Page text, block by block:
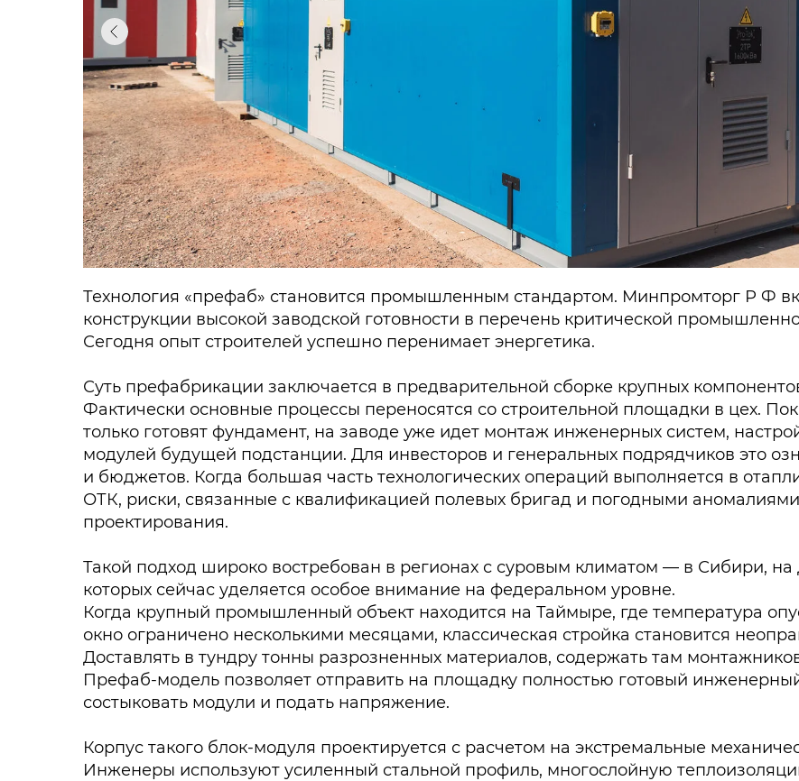
Технология «префаб» становится промышленным стандартом. Минпромторг Р Ф
конструкции высокой заводской готовности в перечень критической
Сегодня опыт строителей успешно перенимает энергетика.
Суть префабрикации заключается в предварительной сборке крупных
Фактически основные процессы переносятся со строительной площадки в цех.
только готовят фундамент, на заводе уже идет монтаж инженерных систем,
модулей будущей подстанции. Для инвесторов и генеральных подрядчиков это
и бюджетов. Когда большая часть технологических операций выполняется в
ОТК, риски, связанные с квалификацией полевых бригад и погодными
проектирования.
Такой подход широко востребован в регионах с суровым климатом — в Сибири,
которых сейчас уделяется особое внимание на федеральном уровне.
Когда крупный промышленный объект находится на Таймыре, где температура
окно ограничено несколькими месяцами, классическая стройка становится
Доставлять в тундру тонны разрозненных материалов, содержать там
Префаб-модель позволяет отправить на площадку полностью готовый
состыковать модули и подать напряжение.
Корпус такого блок-модуля проектируется с расчетом на экстремальные
Инженеры используют усиленный стальной профиль, многослойную